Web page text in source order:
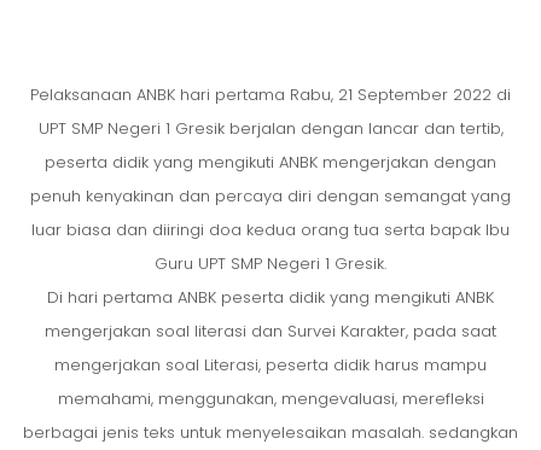
Pelaksanaan ANBK hari pertama Rabu, 21 September 2022 di
UPT SMP Negeri 1 Gresik berjalan dengan lancar dan tertib,
peserta didik yang mengikuti ANBK mengerjakan dengan
penuh kenyakinan dan percaya diri dengan semangat yang
luar biasa dan diiringi doa kedua orang tua serta bapak Ibu
Guru UPT SMP Negeri 1 Gresik.
Di hari pertama ANBK peserta didik yang mengikuti ANBK
mengerjakan soal literasi dan Survei Karakter, pada saat
mengerjakan soal Literasi, peserta didik harus mampu
memahami, menggunakan, mengevaluasi, merefleksi
berbagai jenis teks untuk menyelesaikan masalah. sedangkan